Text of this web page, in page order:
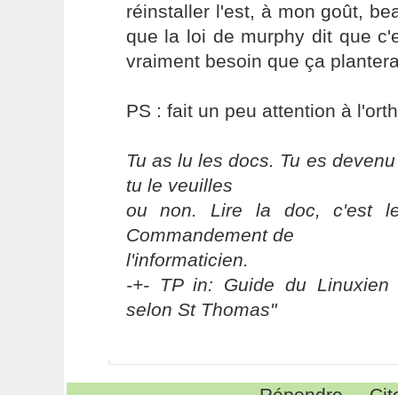
réinstaller l'est, à mon goût,
que la loi de murphy dit que
vraiment besoin que ça
PS : fait un peu attention à
Tu as lu les docs. Tu es
tu le veuilles
ou non. Lire la doc, c'est
Commandement de
l'informaticien.
-+- TP in: Guide du Linuxien
selon St Thomas"